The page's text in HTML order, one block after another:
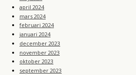
april 2024
mars 2024
februari 2024
januari 2024
december 2023
november 2023
oktober 2023
september 2023